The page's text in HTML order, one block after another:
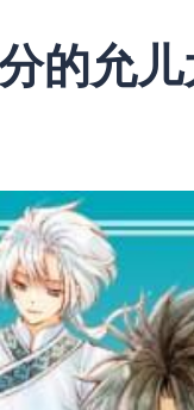
的允